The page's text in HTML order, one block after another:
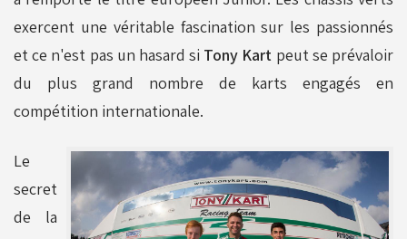
exercent une véritable fascination sur les passionnés
et ce n'est pas un hasard si Tony Kart peut se prévaloir
du plus grand nombre de karts engagés en
compétition internationale.
Le
secret
de la